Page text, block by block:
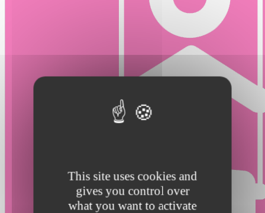
This site uses cookies and
gives you control over
what you want to activate